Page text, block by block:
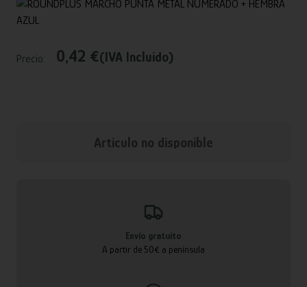
Precio: 0,42 €(IVA Incluido)
Articulo no disponible
Envío gratuito
A partir de 50€ a península